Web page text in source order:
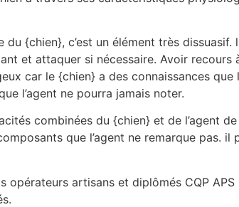
{chien}, c’est un élément très
et attaquer si nécessaire. Avoir recours
car le {chien} a des connaissances que
l’agent ne pourra jamais noter.
combinées du {chien} et de l’agent
que l’agent ne remarque pas. il
opérateurs artisans et diplômés CQP